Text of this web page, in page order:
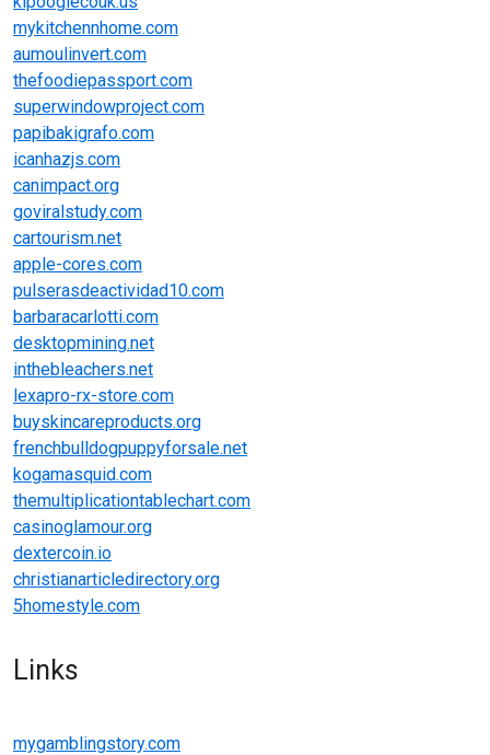
mykitchennhome.com
aumoulinvert.com
thefoodiepassport.com
superwindowproject.com
papibakigrafo.com
icanhazjs.com
canimpact.org
goviralstudy.com
cartourism.net
apple-cores.com
pulserasdeactividad10.com
barbaracarlotti.com
desktopmining.net
inthebleachers.net
lexapro-rx-store.com
buyskincareproducts.org
frenchbulldogpuppyforsale.net
kogamasquid.com
themultiplicationtablechart.com
casinoglamour.org
dextercoin.io
christianarticledirectory.org
5homestyle.com
Links
mygamblingstory.com